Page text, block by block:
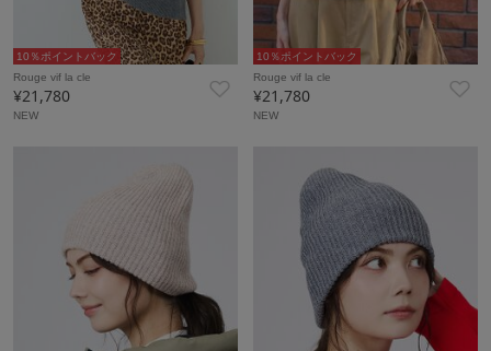
10％ポイントバック
Rouge vif la cle
¥21,780
NEW
10％ポイントバック
Rouge vif la cle
¥21,780
NEW